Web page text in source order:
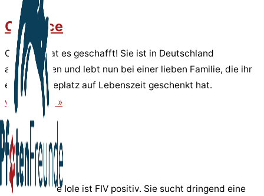
Cleonice
Cleonice hat es geschafft! Sie ist in Deutschland
angekommen und lebt nun bei einer lieben Familie, die ihr
einen Pflegeplatz auf Lebenszeit geschenkt hat.
weiterlesen »
Pfote in Not
Iole
Die elfjährige Iole ist FIV positiv. Sie sucht dringend eine